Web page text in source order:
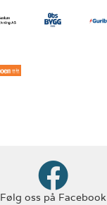
Følg oss på Facebook